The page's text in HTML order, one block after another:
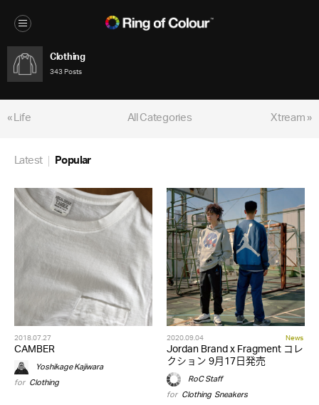
Clothing
343 Posts
« Life Xtream »
All Categories
Latest Popular
2018.07.27
CAMBER
Yoshikage Kajiwara
for Clothing
2020.09.04 News
Jordan Brand x Fragment コレ
クション 9月17日発売
RoC Staff
for Clothing,Sneakers